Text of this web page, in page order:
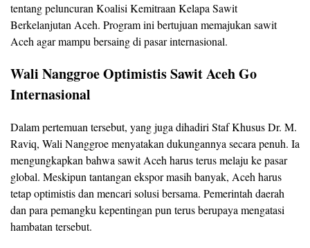
tentang peluncuran Koalisi Kemitraan Kelapa Sawit
Berkelanjutan Aceh. Program ini bertujuan memajukan sawit
Aceh agar mampu bersaing di pasar internasional.
Wali Nanggroe Optimistis Sawit Aceh Go
Internasional
Dalam pertemuan tersebut, yang juga dihadiri Staf Khusus Dr. M.
Raviq, Wali Nanggroe menyatakan dukungannya secara penuh. Ia
mengungkapkan bahwa sawit Aceh harus terus melaju ke pasar
global. Meskipun tantangan ekspor masih banyak, Aceh harus
tetap optimistis dan mencari solusi bersama. Pemerintah daerah
dan para pemangku kepentingan pun terus berupaya mengatasi
hambatan tersebut.